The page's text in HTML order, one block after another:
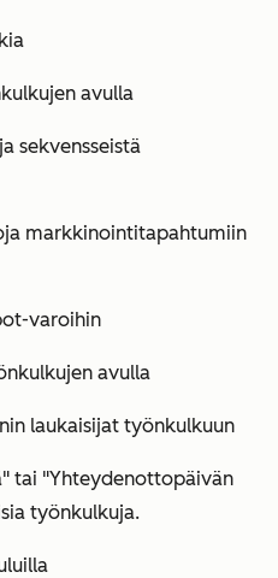
avulla
sekvensseistä
markkinointitapahtumiin
varoihin
avulla
laukaisijat työnkulkuun
tai "Yhteydenottopäivän
työnkulkuja.